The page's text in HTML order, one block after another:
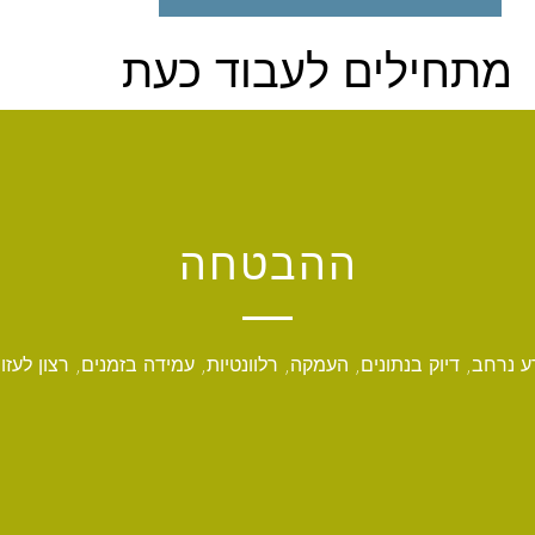
מתחילים לעבוד כעת
ההבטחה
נרחב, דיוק בנתונים, העמקה, רלוונטיות, עמידה בזמנים, רצון